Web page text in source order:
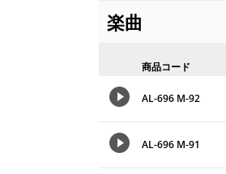
楽曲
商品コード
AL-696 M-92
AL-696 M-91